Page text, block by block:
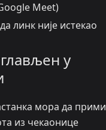
Meet)
линк није истекао
у
мора да прими
из чекаонице